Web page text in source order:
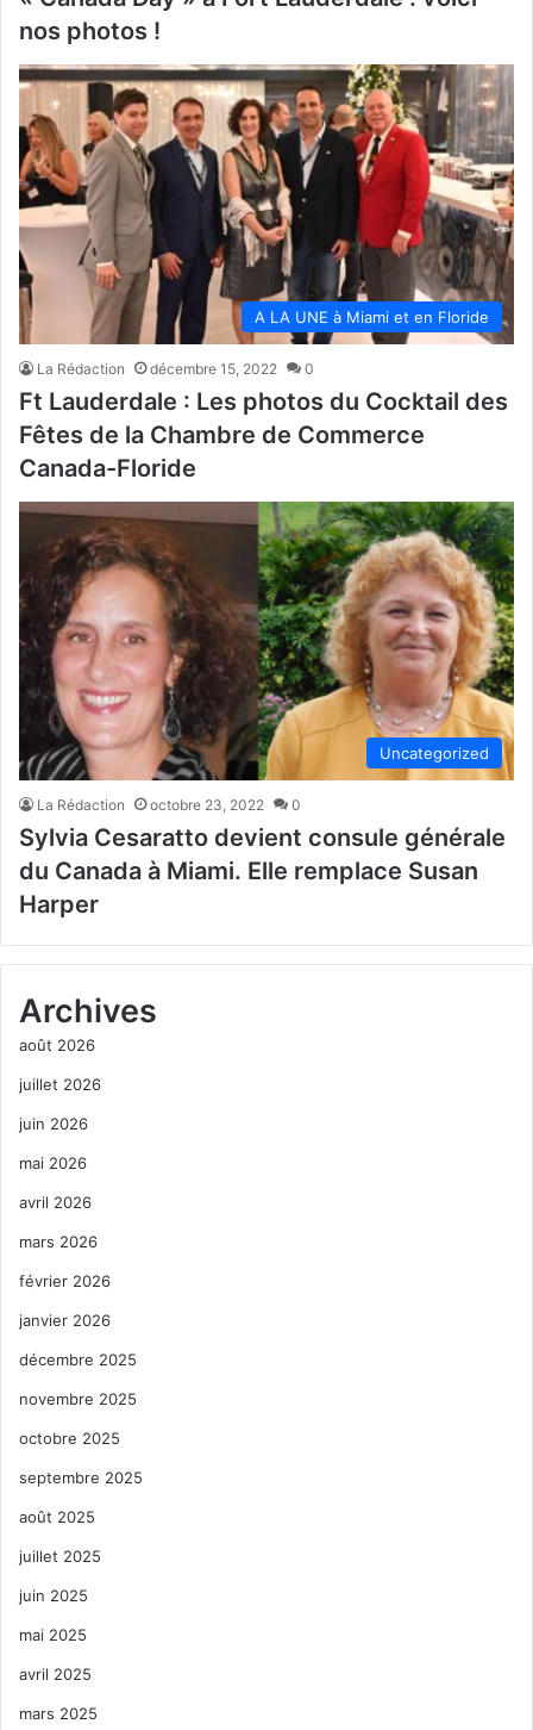
nos photos !
A LA UNE à Miami et en Floride
La Rédaction décembre 15, 2022 0
Ft Lauderdale : Les photos du Cocktail des
Fêtes de la Chambre de Commerce
Canada-Floride
Uncategorized
La Rédaction octobre 23, 2022 0
Sylvia Cesaratto devient consule générale
du Canada à Miami. Elle remplace Susan
Harper
Archives
août 2026
juillet 2026
juin 2026
mai 2026
avril 2026
mars 2026
février 2026
janvier 2026
décembre 2025
novembre 2025
octobre 2025
septembre 2025
août 2025
juillet 2025
juin 2025
mai 2025
avril 2025
mars 2025